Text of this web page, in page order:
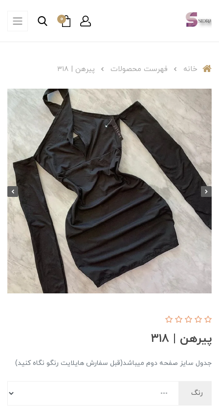
0
خانه فهرست محصولات پیرهن | ۳۱۸
پیرهن | ۳۱۸
جدول سایز صفحه دوم میباشد(قبل سفارش هایلایت رنگو نگاه کنید)
رنگ